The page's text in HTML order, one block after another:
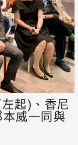
起)、香尼
威一同與